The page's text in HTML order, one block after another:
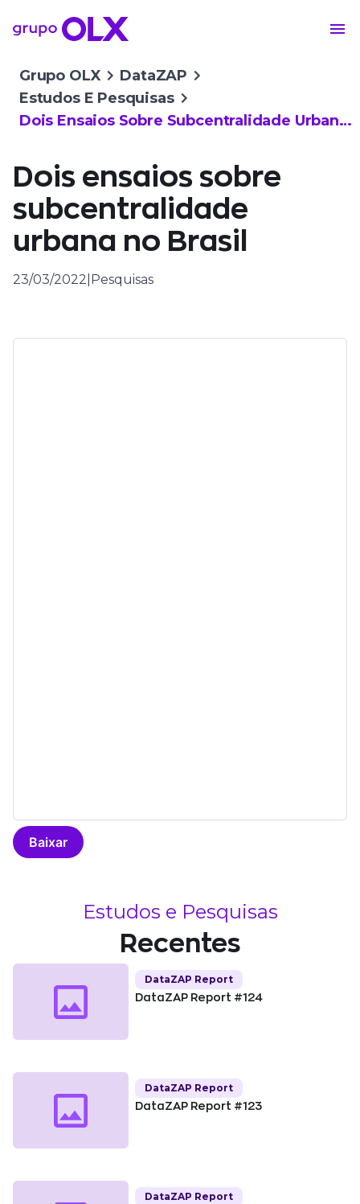
Grupo OLX
DataZAP
Estudos E Pesquisas
Dois Ensaios Sobre Subcentralidade Urbana No Brasil
Dois ensaios sobre
subcentralidade
urbana no Brasil
23/03/2022 Pesquisas
Baixar
Estudos e Pesquisas
Recentes
DataZAP Report
DataZAP Report #124
DataZAP Report
DataZAP Report #123
DataZAP Report